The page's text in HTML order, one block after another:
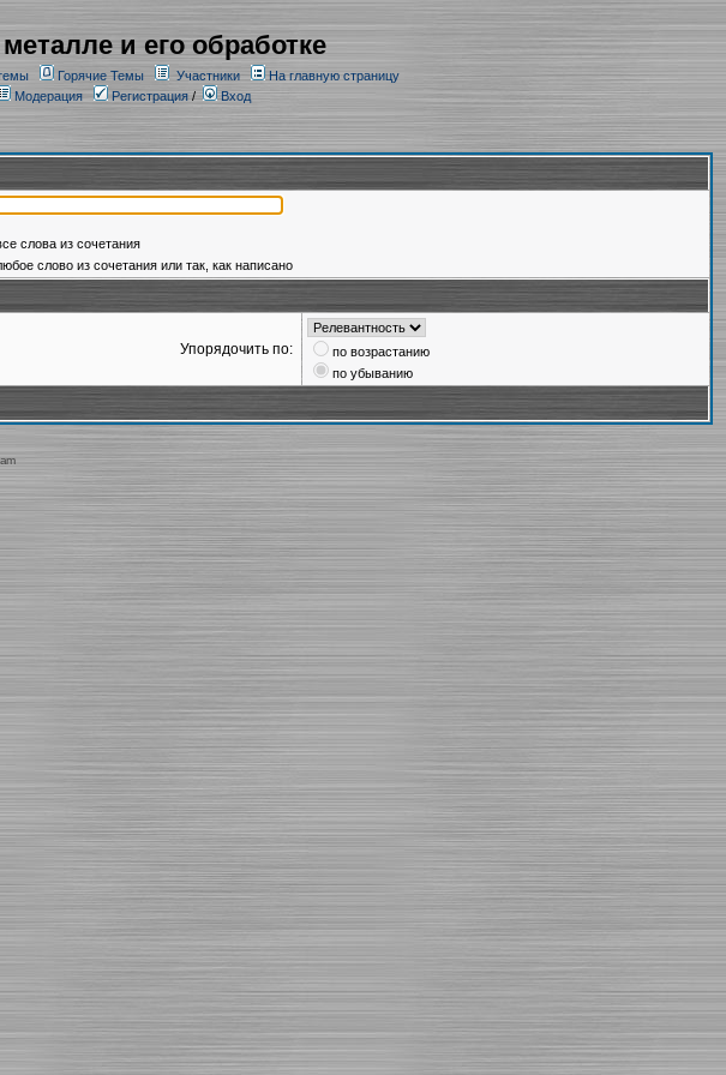
и его обработке
Горячие Темы Участники
На главную страницу
Модерация
Регистрация/ Вход
слова из сочетания
слово из сочетания или так, как написано
Упорядочить по:
по возрастанию
по убыванию